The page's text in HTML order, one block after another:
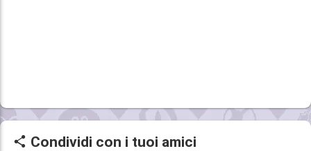
Condividi con i tuoi amici